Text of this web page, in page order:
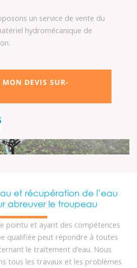
un service de vente du
hydromécanique de
MON DEVIS SUR-
et récupération de l’eau
abreuver le troupeau
pointu et ayant des compétences
qualifiée peut répondre à toutes
le traitement d’eau. Nous
tous les travaux et les problèmes